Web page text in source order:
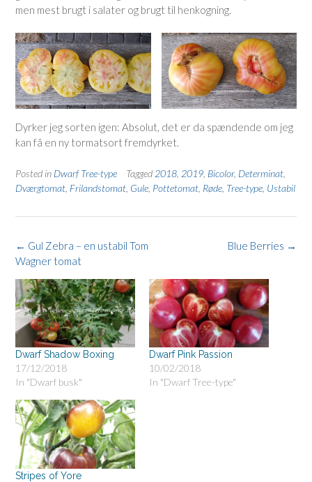
men mest brugt i salater og brugt til henkogning.
Dyrker jeg sorten igen: Absolut, det er da spændende om jeg
kan få en ny tormatsort fremdyrket.
Posted in Dwarf Tree-type Tagged 2018 2019 Bicolor, Determinat
Dværgtomat Frilandstomat Gule Pottetomat Røde Tree-type Ustabil
Post
navigation
Blue Berries →
← Gul Zebra – en ustabil Tom
Wagner tomat
Dwarf Shadow Boxing
17/12/2018
In "Dwarf busk"
Dwarf Pink Passion
10/02/2018
In "Dwarf Tree-type"
Stripes of Yore